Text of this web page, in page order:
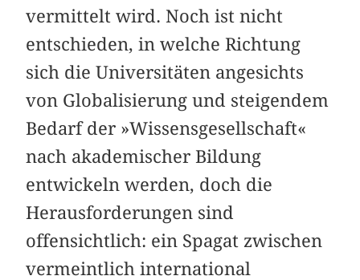
vermittelt wird. Noch ist nicht
entschieden, in welche Richtung
sich die Universitäten angesichts
von Globalisierung und steigendem
Bedarf der »Wissensgesellschaft«
nach akademischer Bildung
entwickeln werden, doch die
Herausforderungen sind
offensichtlich: ein Spagat zwischen
vermeintlich international